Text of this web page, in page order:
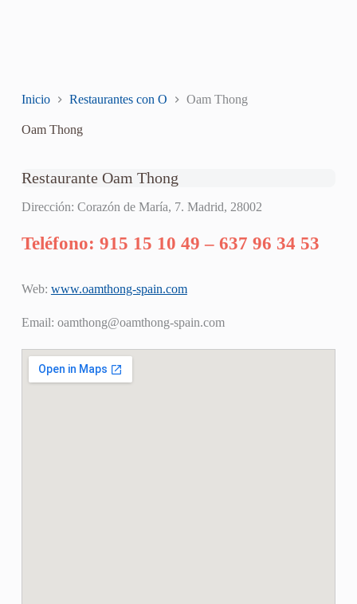
Inicio Restaurantes con O Oam Thong
Oam Thong
Restaurante Oam Thong
Dirección: Corazón de María, 7. Madrid, 28002
Teléfono: 915 15 10 49 – 637 96 34 53
Web: www.oamthong-spain.com
Email: oamthong@oamthong-spain.com